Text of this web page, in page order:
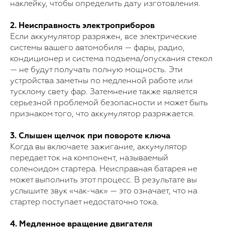
наклейку, чтобы определить дату изготовления.
2. Неисправность электроприборов
Если аккумулятор разряжен, все электрические
системы вашего автомобиля — фары, радио,
кондиционер и система подъема/опускания стекол
— не будут получать полную мощность. Эти
устройства заметны по медленной работе или
тусклому свету фар. Затемнение также является
серьезной проблемой безопасности и может быть
признаком того, что аккумулятор разряжается.
3. Слышен щелчок при повороте ключа
Когда вы включаете зажигание, аккумулятор
передает ток на компонент, называемый
соленоидом стартера. Неисправная батарея не
может выполнить этот процесс. В результате вы
услышите звук «чак-чак» — это означает, что на
стартер поступает недостаточно тока.
4. Медленное вращение двигателя